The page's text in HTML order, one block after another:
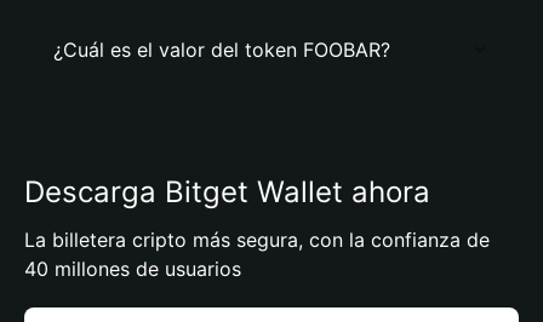
¿Cuál es el valor del token FOOBAR?
Descarga Bitget Wallet ahora
La billetera cripto más segura, con la confianza de
40 millones de usuarios